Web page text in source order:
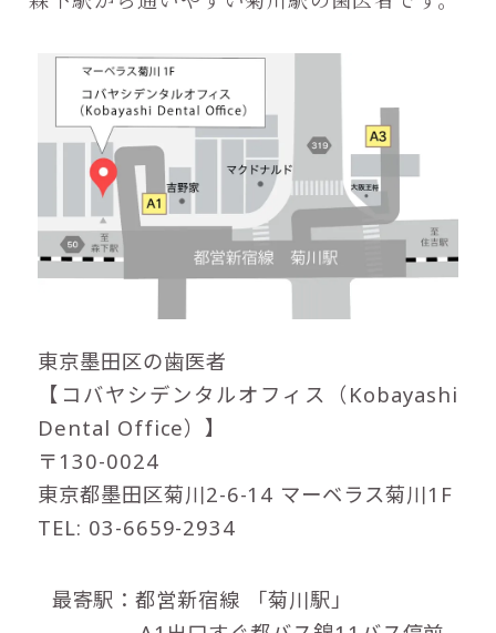
東京墨田区の歯医者
【コバヤシデンタルオフィス（Kobayashi
Dental Office）】
〒130-0024
東京都墨田区菊川2-6-14 マーベラス菊川1F
TEL: 03-6659-2934
最寄駅：都営新宿線 「菊川駅」